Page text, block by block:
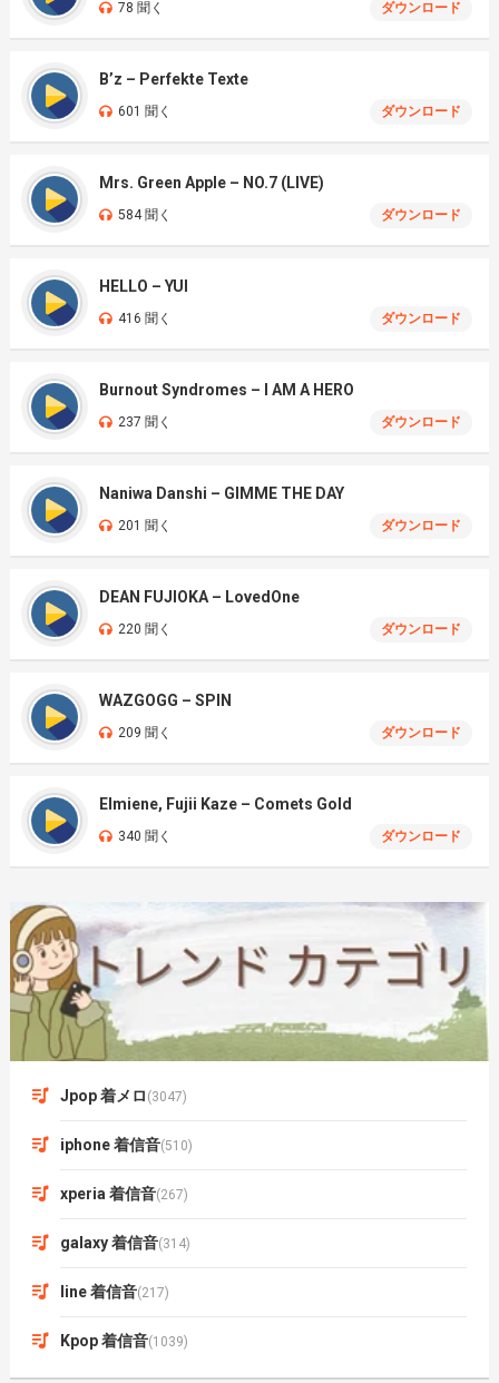
78 聞く ダウンロード
B’z – Perfekte Texte
601 聞く ダウンロード
Mrs. Green Apple – NO.7 (LIVE)
584 聞く ダウンロード
HELLO – YUI
416 聞く ダウンロード
Burnout Syndromes – I AM A HERO
237 聞く ダウンロード
Naniwa Danshi – GIMME THE DAY
201 聞く ダウンロード
DEAN FUJIOKA – LovedOne
220 聞く ダウンロード
WAZGOGG – SPIN
209 聞く ダウンロード
Elmiene, Fujii Kaze – Comets Gold
340 聞く ダウンロード
Jpop 着メロ (3047)
iphone 着信音(510)
xperia 着信音(267)
galaxy 着信音(314)
line 着信音(217)
Kpop 着信音(1039)